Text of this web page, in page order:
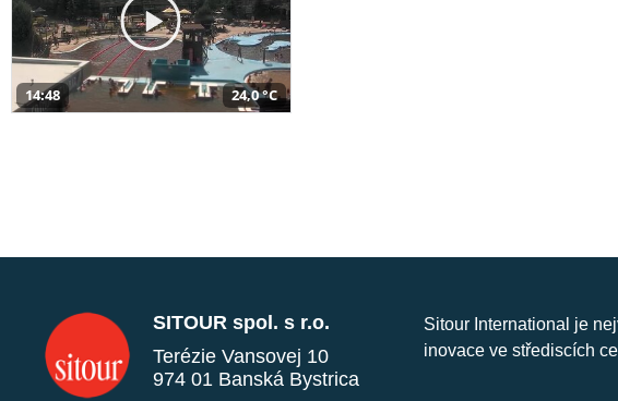
14:48 24,0 °C
SITOUR spol. s r.o.
Terézie Vansovej 10
974 01 Banská Bystrica
Sitour International je
inovace ve střediscích